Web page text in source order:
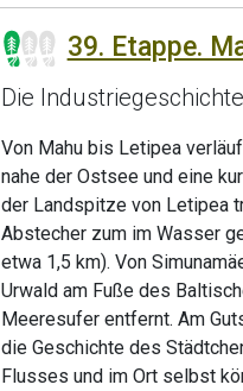
39. Etappe.
Die
Von Mahu bis Letipea
nahe der Ostsee und eine
der Landspitze von Letipea
Abstecher zum im Wasser
etwa 1,5 km). Von
Urwald am Fuße des
Meeresufer entfernt. Am
die Geschichte des
Flusses und im Ort selbst